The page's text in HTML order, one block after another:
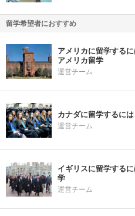
留学希望者におすすめ
アメリカに留学する
アメリカ留学
運営チーム
カナダに留学するに
運営チーム
イギリスに留学する
学
運営チーム